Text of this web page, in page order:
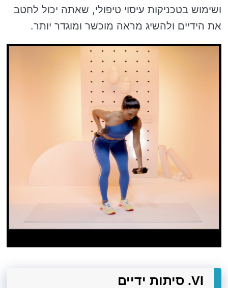
ושימוש בטכניקות עיסוי טיפולי, שאתה יכול לחטב
את הידיים ולהשיג מראה מוכשר ומוגדר יותר.
VI. סיתות ידיים